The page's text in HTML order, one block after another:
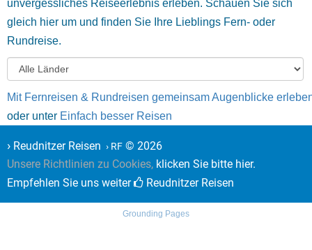
unvergessliches Reiseerlebnis erleben. Schauen Sie sich
gleich hier um und finden Sie Ihre Lieblings Fern- oder
Rundreise.
Mit Fernreisen & Rundreisen gemeinsam Augenblicke
oder unter Einfach besser Reisen
› Reudnitzer Reisen › RF © 2026
Unsere Richtlinien zu Cookies, klicken Sie bitte hier.
Empfehlen Sie uns weiter
Reudnitzer Reisen
Grounding Pages